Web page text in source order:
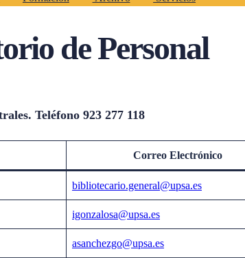
de Personal
Teléfono 923 277 118
Correo Electrónico
bibliotecario.general@upsa.es
igonzalosa@upsa.es
asanchezgo@upsa.es